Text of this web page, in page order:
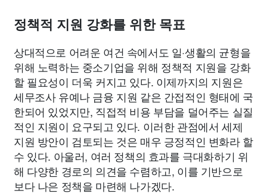
정책적 지원 강화를 위한 목표
상대적으로 어려운 여건 속에서도 일·생활의 균형을
위해 노력하는 중소기업을 위해 정책적 지원을 강화
할 필요성이 더욱 커지고 있다. 이제까지의 지원은
세무조사 유예나 금융 지원 같은 간접적인 형태에 국
한되어 있었지만, 직접적 비용 부담을 덜어주는 실질
적인 지원이 요구되고 있다. 이러한 관점에서 세제
지원 방안이 검토되는 것은 매우 긍정적인 변화라 할
수 있다. 아울러, 여러 정책의 효과를 극대화하기 위
해 다양한 경로의 의견을 수렴하고, 이를 기반으로
보다 나은 정책을 마련해 나가겠다.